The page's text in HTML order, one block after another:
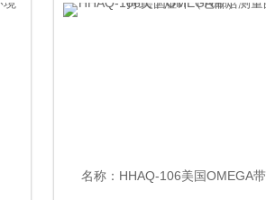
名称： HHAQ-106美国OMEGA带焓测量的手持式干湿计（包邮）